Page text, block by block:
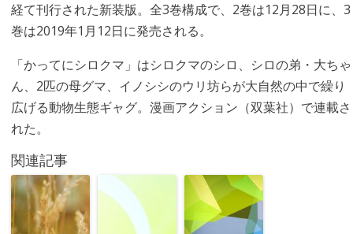
経て刊行された新装版。全3巻構成で、2巻は12月28日に、3
巻は2019年1月12日に発売される。
「かってにシロクマ」はシロクマのシロ、シロの弟・大ちゃ
ん、2匹の母グマ、イノシシのウリ坊らが大自然の中で繰り
広げる動物生態ギャグ。漫画アクション（双葉社）で連載さ
れた。
関連記事